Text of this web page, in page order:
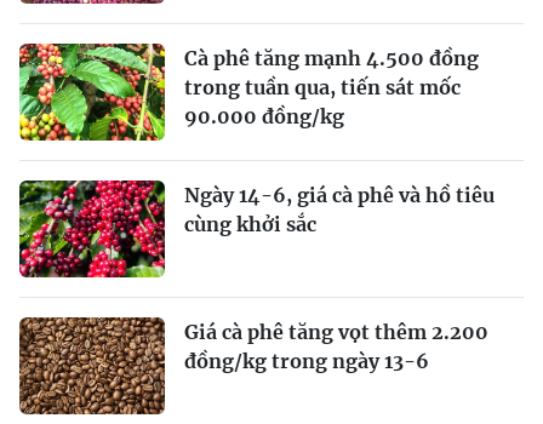
Cà phê tăng mạnh 4.500 đồng
trong tuần qua, tiến sát mốc
90.000 đồng/kg
Ngày 14-6, giá cà phê và hồ tiêu
cùng khởi sắc
Giá cà phê tăng vọt thêm 2.200
đồng/kg trong ngày 13-6